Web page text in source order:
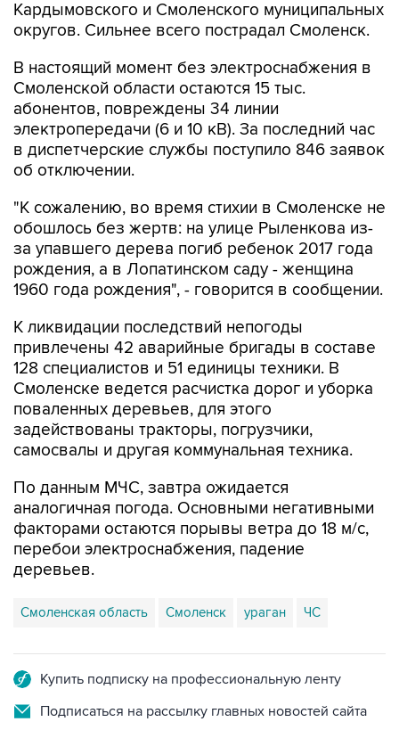
Кардымовского и Смоленского муниципальных
округов. Сильнее всего пострадал Смоленск.
В настоящий момент без электроснабжения в
Смоленской области остаются 15 тыс.
абонентов, повреждены 34 линии
электропередачи (6 и 10 кВ). За последний час
в диспетчерские службы поступило 846 заявок
об отключении.
"К сожалению, во время стихии в Смоленске не
обошлось без жертв: на улице Рыленкова из-
за упавшего дерева погиб ребенок 2017 года
рождения, а в Лопатинском саду - женщина
1960 года рождения", - говорится в сообщении.
К ликвидации последствий непогоды
привлечены 42 аварийные бригады в составе
128 специалистов и 51 единицы техники. В
Смоленске ведется расчистка дорог и уборка
поваленных деревьев, для этого
задействованы тракторы, погрузчики,
самосвалы и другая коммунальная техника.
По данным МЧС, завтра ожидается
аналогичная погода. Основными негативными
факторами остаются порывы ветра до 18 м/с,
перебои электроснабжения, падение
деревьев.
Смоленская область Смоленск ураган ЧС
Купить подписку на профессиональную ленту
Подписаться на рассылку главных новостей сайта